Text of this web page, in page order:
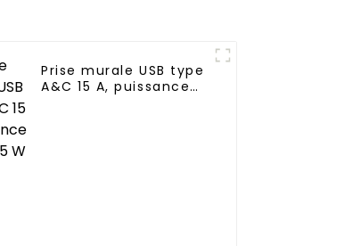
Prise murale USB type
A&C 15 A, puissance